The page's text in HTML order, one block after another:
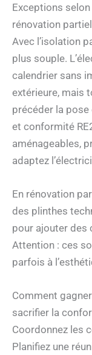
Exceptions
rénovation
Avec l’isolation
plus souple.
calendrier sans
extérieure, mais
précéder la pose
et conformité
aménageables,
adaptez
En rénovation
des plinthes
pour ajouter des
Attention : ces
parfois à
Comment
sacrifier la
Coordonnez les
Planifiez une